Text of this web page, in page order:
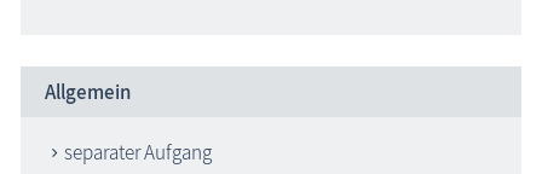
Allgemein
separater Aufgang